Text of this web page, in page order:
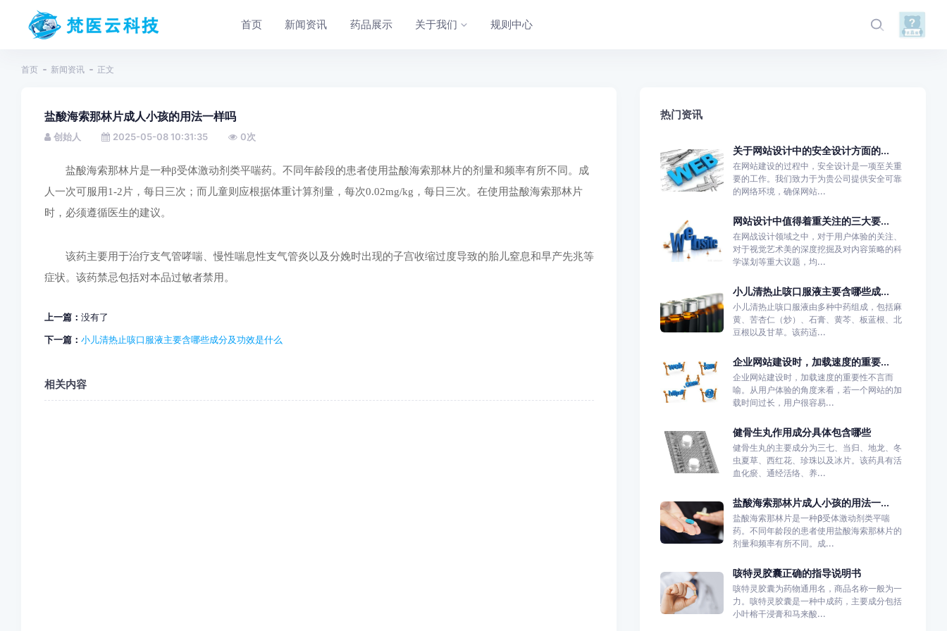
首页 新闻资讯 药品展示 关于我们 规则中心
首页 新闻资讯 正文
盐酸海索那林片成人小孩的用法一样吗
创始人 2025-05-08 10:31:35 0次
盐酸海索那林片是一种β受体激动剂类平喘药。不同年龄段的患者使用盐酸海索那林片的剂量和频率有所不同。成
人一次可服用1-2片，每日三次；而儿童则应根据体重计算剂量，每次0.02mg/kg，每日三次。在使用盐酸海索那林片
时，必须遵循医生的建议。
该药主要用于治疗支气管哮喘、慢性喘息性支气管炎以及分娩时出现的子宫收缩过度导致的胎儿窒息和早产先兆等
症状。该药禁忌包括对本品过敏者禁用。
上一篇： 没有了
下一篇： 小儿清热止咳口服液主要含哪些成分及功效是什么
相关内容
热门资讯
关于网站设计中的安全设计方面的...
在网站建设的过程中，安全设计是一项至关重
要的工作。我们致力于为贵公司提供安全可靠
的网络环境，确保网站...
网站设计中值得着重关注的三大要...
在网战设计领域之中，对于用户体验的关注、
对于视觉艺术美的深度挖掘及对内容策略的科
学谋划等重大议题，均...
小儿清热止咳口服液主要含哪些成...
小儿清热止咳口服液由多种中药组成，包括麻
黄、苦杏仁（炒）、石膏、黄芩、板蓝根、北
豆根以及甘草。该药适...
企业网站建设时，加载速度的重要...
企业网站建设时，加载速度的重要性不言而
喻。从用户体验的角度来看，若一个网站的加
载时间过长，用户很容易...
健骨生丸作用成分具体包含哪些
健骨生丸的主要成分为三七、当归、地龙、冬
虫夏草、西红花、珍珠以及冰片。该药具有活
血化瘀、通经活络、养...
盐酸海索那林片成人小孩的用法一...
盐酸海索那林片是一种β受体激动剂类平喘
药。不同年龄段的患者使用盐酸海索那林片的
剂量和频率有所不同。成...
咳特灵胶囊正确的指导说明书
咳特灵胶囊为药物通用名，商品名称一般为一
力。咳特灵胶囊是一种中成药，主要成分包括
小叶榕干浸膏和马来酸...